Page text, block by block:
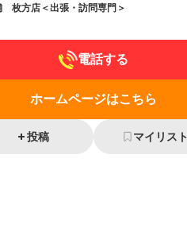
枚方店＜出張・訪問専門＞
電話する
ホームページはこちら
投稿 マイリスト